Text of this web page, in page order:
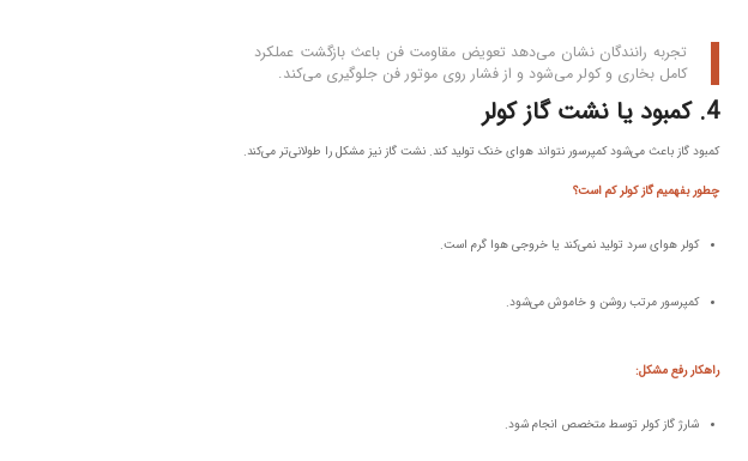
تجربه رانندگان نشان می‌دهد تعویض مقاومت فن باعث بازگشت عملکرد
کامل بخاری و کولر می‌شود و از فشار روی موتور فن جلوگیری می‌کند.
4. کمبود یا نشت گاز کولر
کمبود گاز باعث می‌شود کمپرسور نتواند هوای خنک تولید کند. نشت گاز نیز مشکل را طولانی‌تر می‌کند.
چطور بفهمیم گاز کولر کم است؟
کولر هوای سرد تولید نمی‌کند یا خروجی هوا گرم است.
کمپرسور مرتب روشن و خاموش می‌شود.
راهکار رفع مشکل:
شارژ گاز کولر توسط متخصص انجام شود.